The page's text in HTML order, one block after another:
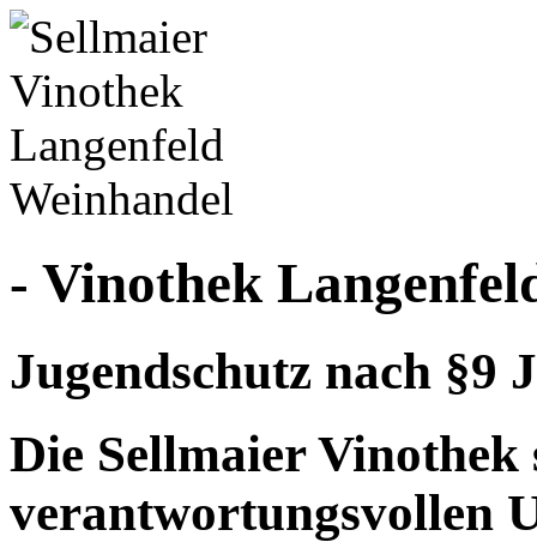
- Vinothek
Jugendschutz nach §9
Die Sellmaier Vinothek
verantwortungsvollen